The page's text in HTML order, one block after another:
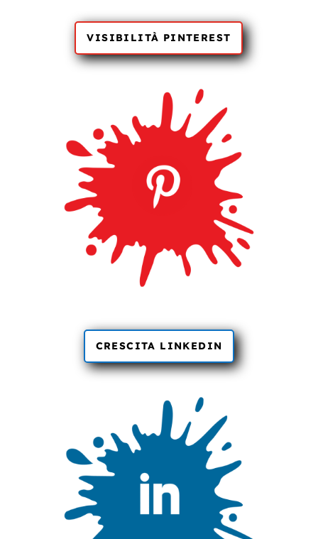
VISIBILITÀ PINTEREST
CRESCITA LINKEDIN